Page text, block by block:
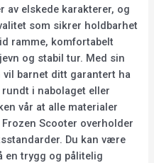
av elskede karakterer, og
som sikrer holdbarhet
ramme, komfortabelt
og stabil tur. Med sin
barnet ditt garantert ha
i nabolaget eller
vår at alle materialer
Scooter overholder
Du kan være
en trygg og pålitelig